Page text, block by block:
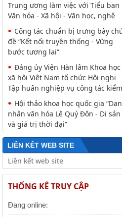
Nam và Học viện Chính trị và Hành
chính quốc gia Lào ký Thỏa
Nguyễn Huy Thiệp: Thiên nhiên
như biểu tượng và nguyên tắc tâm
linh (Một khía cạnh của mã văn hóa
Viện Văn học đồng chủ trì buổi Lễ
khai mạc trưng bày “Kết nối truyền
thống, vững bước tương lai”
Khai mạc trưng bày “Kết nối
truyền thống, Vững bước tương lai”
Lễ ký kết Thỏa thuận hợp tác giữa
Viện Hàn lâm Khoa học xã hội Việt
Nam và Tỉnh ủy Cao Bằng
Thường trực Hội đồng Lý luận
Trung ương làm việc với Tiểu ban
Văn hóa - Xã hội - Văn học, nghệ
Công tác chuẩn bị trưng bày chủ
đề “Kết nối truyền thống - Vững
LIÊN KẾT WEB SITE
THỐNG KÊ TRUY CẬP
Đang online: